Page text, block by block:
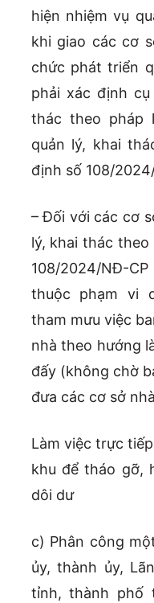
hiện nhiệm vụ
khi giao các cơ
chức phát triển
phải xác định
thác theo pháp
quản lý, khai
định số 108/
– Đối với các cơ
lý, khai thác
108/2024/NĐ-
thuộc phạm vi
tham mưu việc
nhà theo hướng
đấy (không chờ
đưa các cơ sở
Làm việc trực
khu để tháo gỡ,
dôi dư
c) Phân công
ủy, thành ủy,
tỉnh, thành phố